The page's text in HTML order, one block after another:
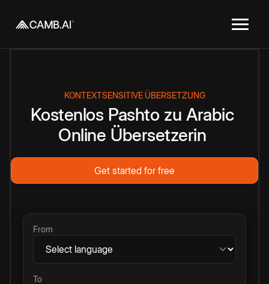
KONTEXTSENSITIVE ÜBERSETZUNG
Kostenlos Pashto zu Arabic
Online Übersetzerin
Get started for free
From
To